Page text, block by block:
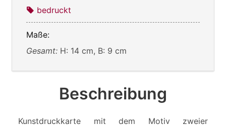
bedruckt
Maße:
Gesamt: H: 14 cm, B: 9 cm
Beschreibung
Kunstdruckkarte mit dem Motiv zweier